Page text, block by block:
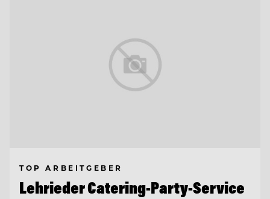
TOP ARBEITGEBER
Lehrieder Catering-Party-Service